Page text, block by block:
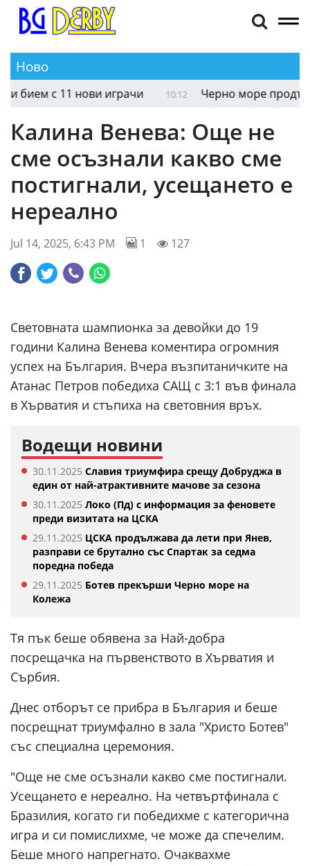
Ново
с 11 нови играчи Черно море
Калина Венева: Още не
сме осъзнали какво сме
постигнали, усещането е
нереално
Jul 14, 2025, 6:43 PM 1 127
Световната шампионка за девойки до 19
години Калина Венева коментира огромния
успех на България. Вчера възпитаничките на
Атанас Петров победиха САЩ с 3:1 във финала
в Хърватия и стъпиха на световния връх.
Водещи новини
30.11.2025 Славия триумфира срещу Добруджа в
един от най-атрактивните мачове за сезона
30.11.2025 Локо (Пд) с информация за феновете
преди визитата на ЦСКА
29.11.2025 ЦСКА продължава да лети при Янев,
разправи се брутално със Спартак за седма
поредна победа
29.11.2025 Ботев прекърши Черно море на
Колежа
Тя пък беше обявена за Най-добра
посрещачка на първенството в Хърватия и
Сърбия.
Днес отборът се прибра в България и беше
посрещнат триумфално в зала "Христо Ботев"
със специална церемония.
"Още не сме осъзнали какво сме постигнали.
Усещането е нереално. На четвъртфинала с
Бразилия, когато ги победихме с категорична
игра и си помислихме, че може да спечелим.
Беше много напрегнато. Очаквахме